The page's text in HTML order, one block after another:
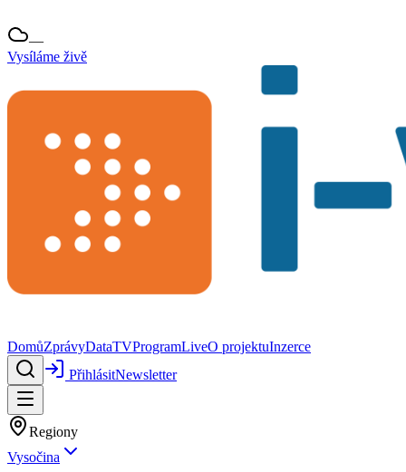
—
Vysíláme živě
DomůZprávyDataTVProgramLiveO projektuInzerce
PřihlásitNewsletter
Regiony
Vysočina